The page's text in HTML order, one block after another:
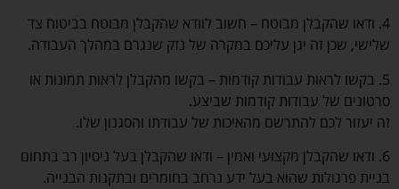
4. ודאו שהקבלן מבוטח – חשוב לוודא שהקבלן מבוטח בביטוח צד
שלישי, שכן זה יגן עליכם במקרה של נזק שנגרם במהלך העבודה.
5. בקשו לראות עבודות קודמות – בקשו מהקבלן לראות תמונות או
סרטונים של עבודות קודמות שביצע.
זה יעזור לכם להתרשם מהאיכות של עבודתו והסגנון שלו.
6. ודאו שהקבלן מקצועי ואמין – ודאו שהקבלן בעל ניסיון רב בתחום
בניית פרגולות שהוא בעל ידע נרחב בחומרים ובתקנות הבנייה.